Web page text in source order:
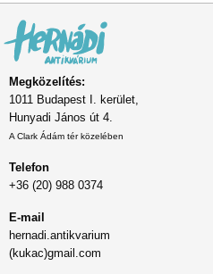
Megközelítés:
1011 Budapest I. kerület,
Hunyadi János út 4.
A Clark Ádám tér közelében
Telefon
+36 (20) 988 0374
E-mail
hernadi.antikvarium
(kukac)gmail.com